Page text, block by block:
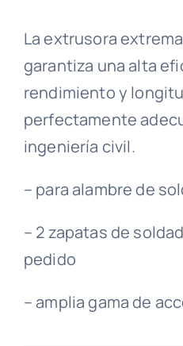
La extrusora
garantiza una alta
rendimiento y
perfectamente
ingeniería civil.
– para alambre de
– 2 zapatas de
pedido
– amplia gama de